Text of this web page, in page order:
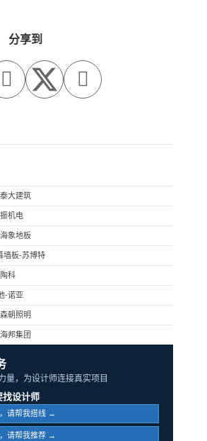
分享到
 
大建筑
机电
象地板
墙板-苏博特
科
-诺亚
朝照明
邦集团
量，为设计师连接真实项目
找设计师
请帮我搭线 →
请帮我推荐 →